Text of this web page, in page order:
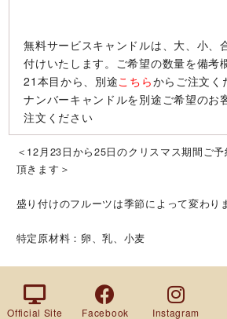
無料サービスキャンドルは、大、小、
付けいたします。ご希望の数量を備考
21本目から、別途こちらからご注文く
ナンバーキャンドルを別途ご希望のお
注文ください
＜12月23日から25日のクリスマス期間ご
頂きます＞
盛り付けのフルーツは季節によって変わり
特定原材料：卵、乳、小麦
Official Site Facebook Instagram